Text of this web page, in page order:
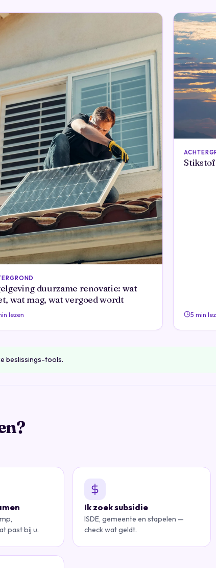
duurzame renovatie: wat
wat mag, wat vergoed wordt
lezen 5 min
beslissings-tools.
past bij u.
Ik zoek subsidie
ISDE, gemeente en stapelen —
check wat geldt.